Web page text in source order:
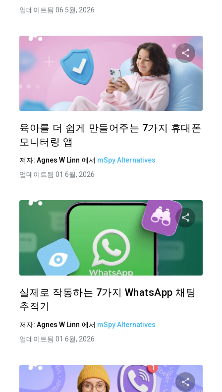
업데이트됨 06 5월, 2026
이 기
육아를 더 쉽게 만들어주는 7가지 휴대폰
모니터링 앱
저자: Agnes W Linn 에서 mSpy Alternatives
업데이트됨 01 6월, 2026
실제로 작동하는 7가지 WhatsApp 채팅
추적기
저자: Agnes W Linn 에서 mSpy Alternatives
업데이트됨 01 6월, 2026